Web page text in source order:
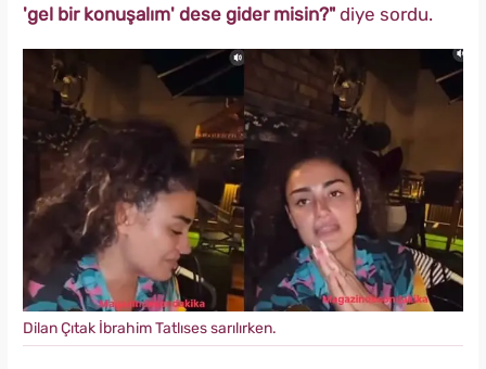
'gel bir konuşalım' dese gider misin?" diye sordu.
Dilan Çıtak İbrahim Tatlıses sarılırken.